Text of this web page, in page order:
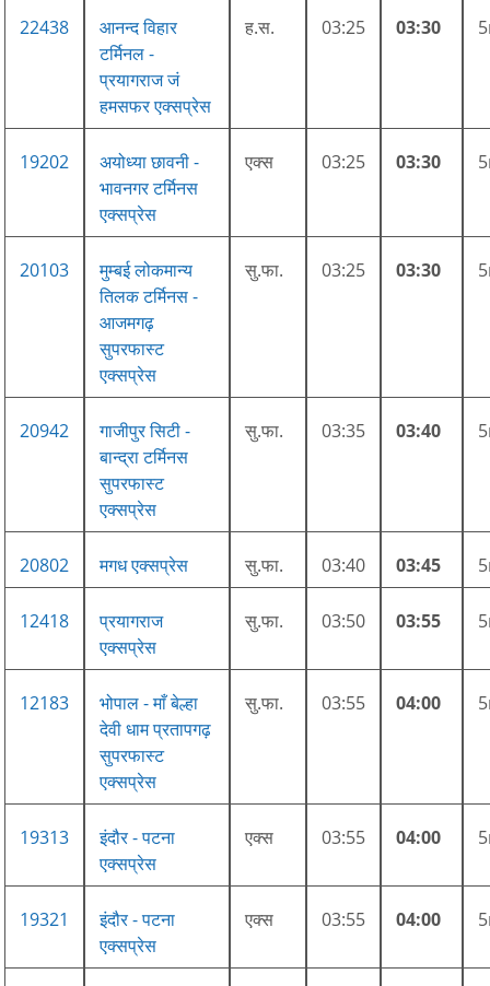
22438
आनन्द विहार
टर्मिनल -
प्रयागराज जं
हमसफर एक्सप्रेस
ह.स. 03:25 03:30
19202
अयोध्या छावनी -
भावनगर टर्मिनस
एक्सप्रेस
एक्स 03:25 03:30
20103
मुम्बई लोकमान्य
तिलक टर्मिनस -
आजमगढ़
सुपरफास्ट
एक्सप्रेस
सु.फा. 03:25 03:30
20942
गाजीपुर सिटी -
बान्द्रा टर्मिनस
सुपरफास्ट
एक्सप्रेस
सु.फा. 03:35 03:40
20802 मगध एक्सप्रेस सु.फा. 03:40 03:45
12418
प्रयागराज
एक्सप्रेस
सु.फा. 03:50 03:55
12183
भोपाल - माँ बेल्हा
देवी धाम प्रतापगढ़
सुपरफास्ट
एक्सप्रेस
सु.फा. 03:55 04:00
19313
इंदौर - पटना
एक्सप्रेस
एक्स 03:55 04:00
19321
इंदौर - पटना
एक्सप्रेस
एक्स 03:55 04:00